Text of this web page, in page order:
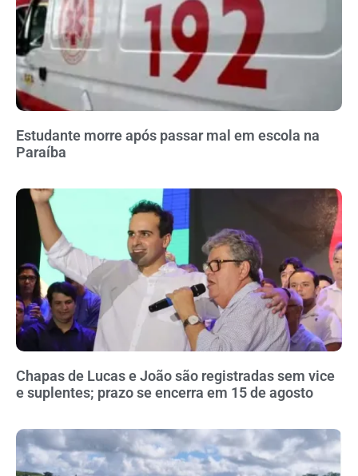
Estudante morre após passar mal em escola na
Paraíba
Chapas de Lucas e João são registradas sem vice
e suplentes; prazo se encerra em 15 de agosto